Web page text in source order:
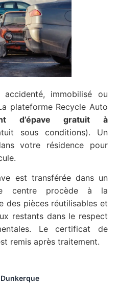
immobilisé ou
plateforme Recycle Auto
d’épave gratuit
à
sous conditions). Un
votre résidence pour
est transférée dans un
centre procède à la
des pièces réutilisables et
restants dans le respect
Le certificat de
remis après traitement.
Dunkerque